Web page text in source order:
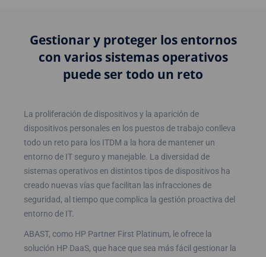
Gestionar y proteger los entornos
con varios sistemas operativos
puede ser todo un reto
La proliferación de dispositivos y la aparición de
dispositivos personales en los puestos de trabajo conlleva
todo un reto para los ITDM a la hora de mantener un
entorno de IT seguro y manejable. La diversidad de
sistemas operativos en distintos tipos de dispositivos ha
creado nuevas vías que facilitan las infracciones de
seguridad, al tiempo que complica la gestión proactiva del
entorno de IT.
ABAST, como HP Partner First Platinum, le ofrece la
solución HP DaaS, que hace que sea más fácil gestionar la